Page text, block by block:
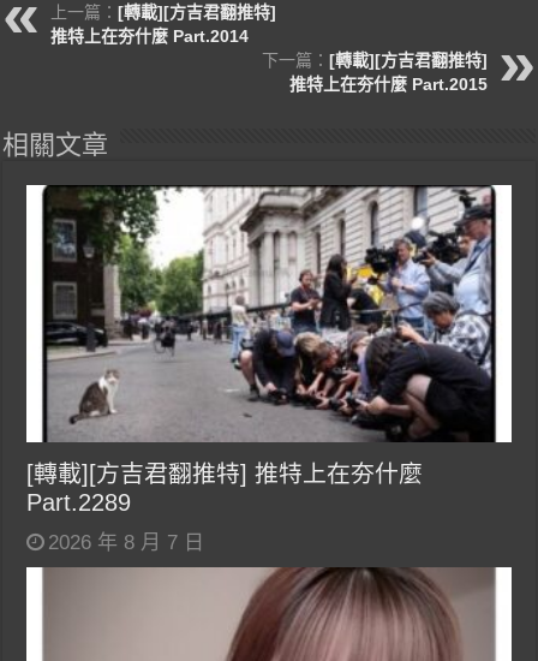
上一篇：[轉載][方吉君翻推特]
推特上在夯什麼 Part.2014
下一篇： [轉載][方吉君翻推特]
推特上在夯什麼 Part.2015
相關文章
[轉載][方吉君翻推特] 推特上在夯什麼
Part.2289
2026 年 8 月 7 日